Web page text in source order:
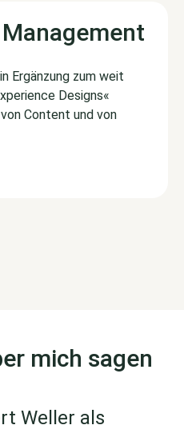
Ergänzung zum weit
Designs«
Content und von
mich sagen
Weller als